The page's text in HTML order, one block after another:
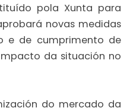
pola Xunta para
novas medidas
e de cumprimento de
da situación no
do mercado da